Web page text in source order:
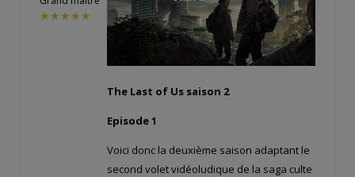
★★★★★
The Last of Us saison 2
Episode 1
Voici donc la deuxième saison adaptant le
second volet vidéoludique de la saga culte